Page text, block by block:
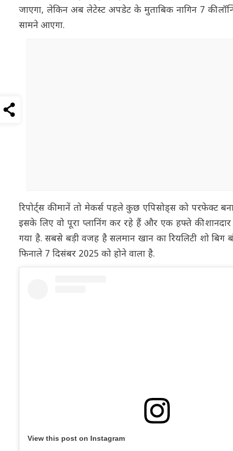
जाएगा, लेकिन अब लेटेस्ट अपडेट के मुताबिक नागिन 7 की
सामने आएगा.
रिपोर्ट्स की मानें तो मेकर्स पहले कुछ एपिसोड्स को परफेक्ट
इसके लिए वो पूरा प्लानिंग कर रहे हैं और एक हफ्ते की
गया है. सबसे बड़ी वजह है सलमान खान का रियलिटी शो बिग
फिनाले 7 दिसंबर 2025 को होने वाला है.
View this post on Instagram